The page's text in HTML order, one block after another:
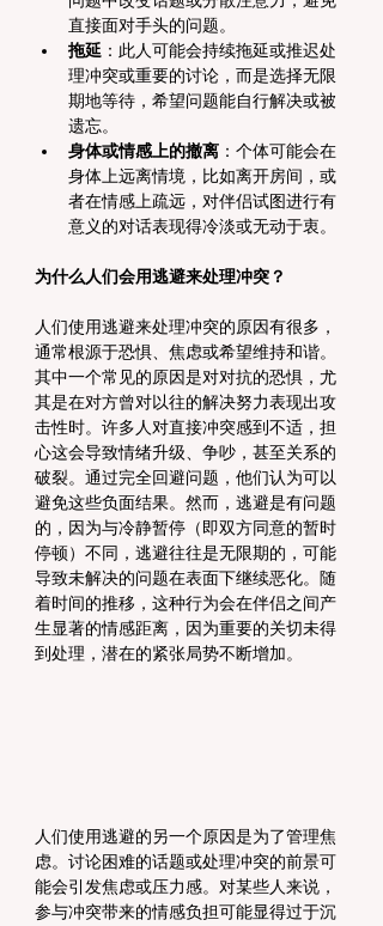
直接面对手头的问题。
拖延 ：此人可能会持续拖延或推迟处
理冲突或重要的讨论，而是选择无限
期地等待，希望问题能自行解决或被
遗忘。
身体或情感上的撤离 ：个体可能会在
身体上远离情境，比如离开房间，或
者在情感上疏远，对伴侣试图进行有
意义的对话表现得冷淡或无动于衷。
为什么人们会用逃避来处理冲突？
人们使用逃避来处理冲突的原因有很多，
通常根源于恐惧、焦虑或希望维持和谐。
其中一个常见的原因是对对抗的恐惧，尤
其是在对方曾对以往的解决努力表现出攻
击性时。许多人对直接冲突感到不适，担
心这会导致情绪升级、争吵，甚至关系的
破裂。通过完全回避问题，他们认为可以
避免这些负面结果。然而，逃避是有问题
的，因为与冷静暂停（即双方同意的暂时
停顿）不同，逃避往往是无限期的，可能
导致未解决的问题在表面下继续恶化。随
着时间的推移，这种行为会在伴侣之间产
生显著的情感距离，因为重要的关切未得
到处理，潜在的紧张局势不断增加。
人们使用逃避的另一个原因是为了管理焦
虑。讨论困难的话题或处理冲突的前景可
能会引发焦虑或压力感。对某些人来说，
参与冲突带来的情感负担可能显得过于沉